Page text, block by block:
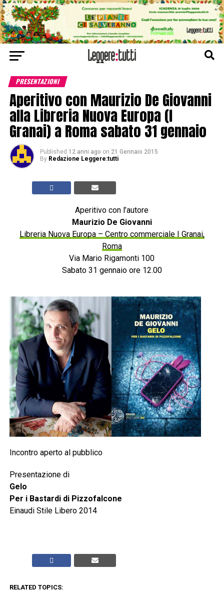
PRESENTAZIONI
Aperitivo con Maurizio De Giovanni
alla Libreria Nuova Europa (I
Granai) a Roma sabato 31 gennaio
Published 12 anni ago on 21 Gennaio 2015
By Redazione Leggere:tutti
Aperitivo con l’autore
Maurizio De Giovanni
Libreria Nuova Europa – Centro commerciale I Granai,
Roma
Via Mario Rigamonti 100
Sabato 31 gennaio ore 12.00
Incontro aperto al pubblico
Presentazione di
Gelo
Per i Bastardi di Pizzofalcone
Einaudi Stile Libero 2014
RELATED TOPICS: